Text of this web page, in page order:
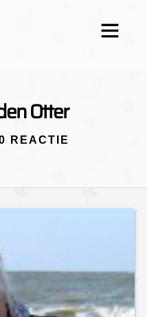
Otter
REACTIE